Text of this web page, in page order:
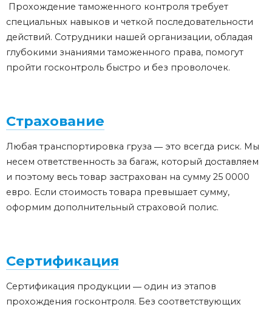
Прохождение таможенного контроля требует
специальных навыков и четкой последовательности
действий. Сотрудники нашей организации, обладая
глубокими знаниями таможенного права, помогут
пройти госконтроль быстро и без проволочек.
Страхование
Любая транспортировка груза ― это всегда риск. Мы
несем ответственность за багаж, который доставляем
и поэтому весь товар застрахован на сумму 25 0000
евро. Если стоимость товара превышает сумму,
оформим дополнительный страховой полис.
Сертификация
Сертификация продукции ― один из этапов
прохождения госконтроля. Без соответствующих